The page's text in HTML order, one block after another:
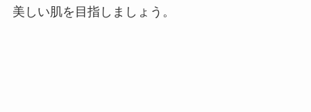
美しい肌を目指しましょう。